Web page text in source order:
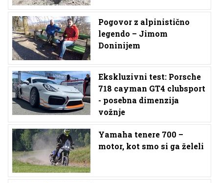
Pogovor z alpinistično
legendo – Jimom
Doninijem
Ekskluzivni test: Porsche
718 cayman GT4 clubsport
- posebna dimenzija
vožnje
Yamaha tenere 700 –
motor, kot smo si ga želeli